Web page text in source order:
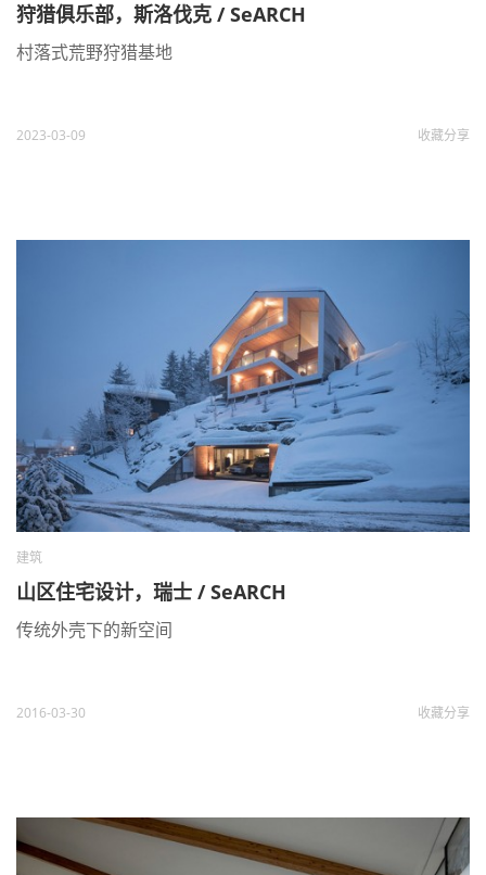
狩猎俱乐部，斯洛伐克 / SeARCH
村落式荒野狩猎基地
2023-03-09 收藏分享
建筑
山区住宅设计，瑞士 / SeARCH
传统外壳下的新空间
2016-03-30 收藏分享